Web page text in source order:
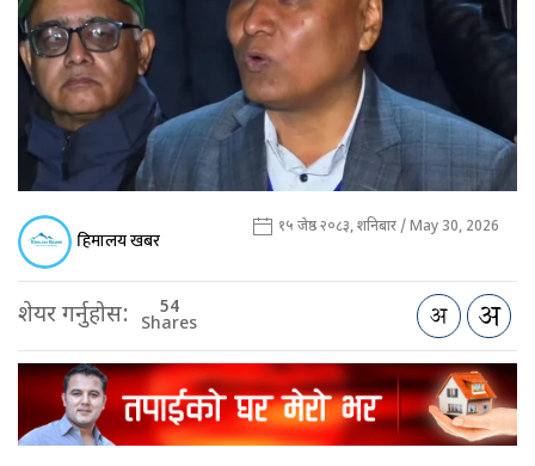
हिमालय खबर १५ जेष्ठ २०८३, शनिबार / May 30, 2026
शेयर गर्नुहोस: 54
Shares